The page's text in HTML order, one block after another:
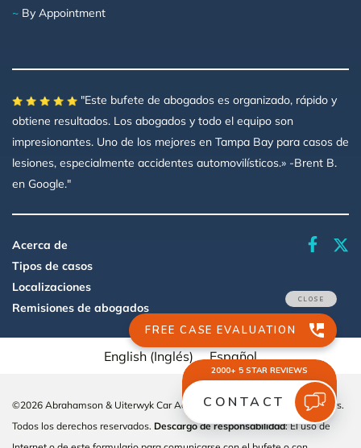
~ By Appointment
"Este bufete de abogados es organizado, rápido y
obtiene resultados. Los abogados y todo el equipo son
impresionantes. Uno de los mejores en Tampa Bay para casos de
lesiones, especialmente accidentes automovilísticos.» -Brent B.
en Google."
Acerca de
Tipos de casos
Localizaciones
Remisiones de abogados
English(Inglés) Español
©2026 Abrahamson & Uiterwyk Car Accident and Personal Injury Lawyers.
Todos los derechos reservados. Descargo de responsabilidad: El uso de